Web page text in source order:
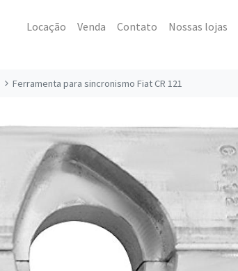
Locação Venda Contato Nossas lojas
Ferramenta para sincronismo Fiat CR 121